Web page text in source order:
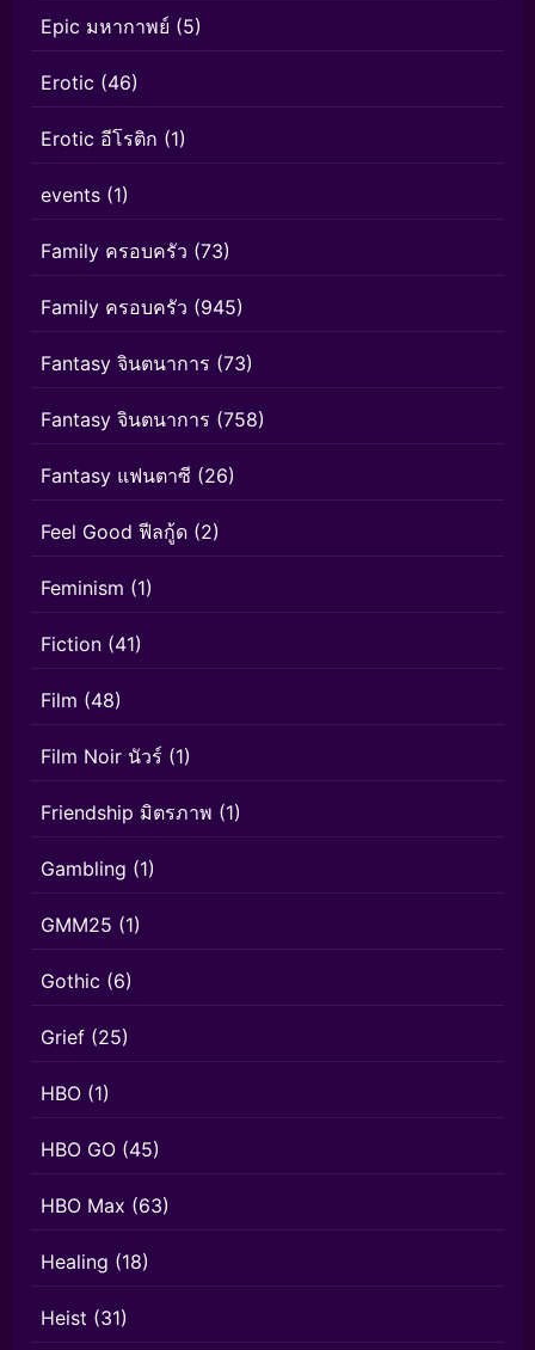
Epic มหากาพย์ (5)
Erotic (46)
Erotic อีโรติก (1)
events (1)
Family ครอบครัว (73)
Family ครอบครัว (945)
Fantasy จินตนาการ (73)
Fantasy จินตนาการ (758)
Fantasy แฟนตาซี (26)
Feel Good ฟีลกู้ด (2)
Feminism (1)
Fiction (41)
Film (48)
Film Noir นัวร์ (1)
Friendship มิตรภาพ (1)
Gambling (1)
GMM25 (1)
Gothic (6)
Grief (25)
HBO (1)
HBO GO (45)
HBO Max (63)
Healing (18)
Heist (31)